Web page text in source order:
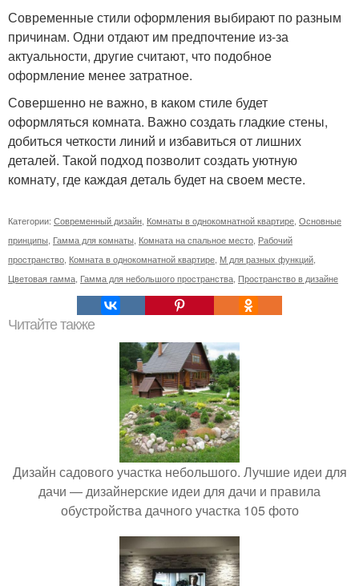
Современные стили оформления выбирают по разным
причинам. Одни отдают им предпочтение из-за
актуальности, другие считают, что подобное
оформление менее затратное.
Совершенно не важно, в каком стиле будет
оформляться комната. Важно создать гладкие стены,
добиться четкости линий и избавиться от лишних
деталей. Такой подход позволит создать уютную
комнату, где каждая деталь будет на своем месте.
Категории: Современный дизайн Комнаты в однокомнатной квартире Основные
принципы Гамма для комнаты Комната на спальное место Рабочий
пространство Комната в однокомнатной квартире М для разных функций
Цветовая гамма Гамма для небольшого пространства Пространство в дизайне
Читайте также
Дизайн садового участка небольшого. Лучшие идеи для
дачи — дизайнерские идеи для дачи и правила
обустройства дачного участка 105 фото